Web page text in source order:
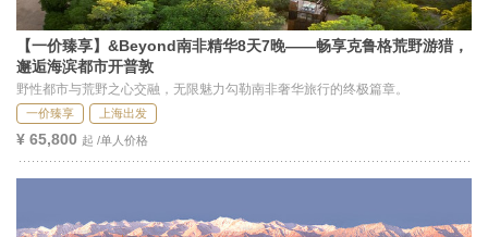
【一价臻享】&Beyond南非精华8天7晚——畅享克鲁格荒野游猎，
邂逅海滨都市开普敦
野性都市与荒野之心交融，无限魅力勾勒南非奢华旅行的终极篇章。
一价臻享 上海出发
¥ 65,800 起 /单人价格